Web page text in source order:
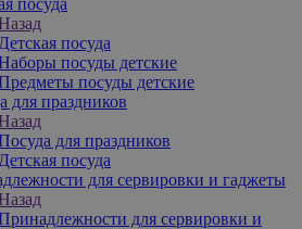
Детская посуда
посуды детские
посуды детские
для праздников
для праздников
Детская посуда
для сервировки и гаджеты
для сервировки и